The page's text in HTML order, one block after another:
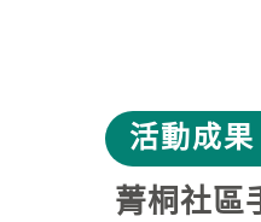
活動成果
菁桐社區